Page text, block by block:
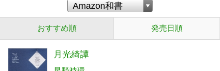
おすすめ順 発売日順
月光綺譚